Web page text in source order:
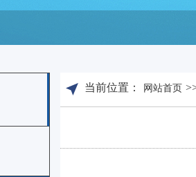
当前位置： 网站首页